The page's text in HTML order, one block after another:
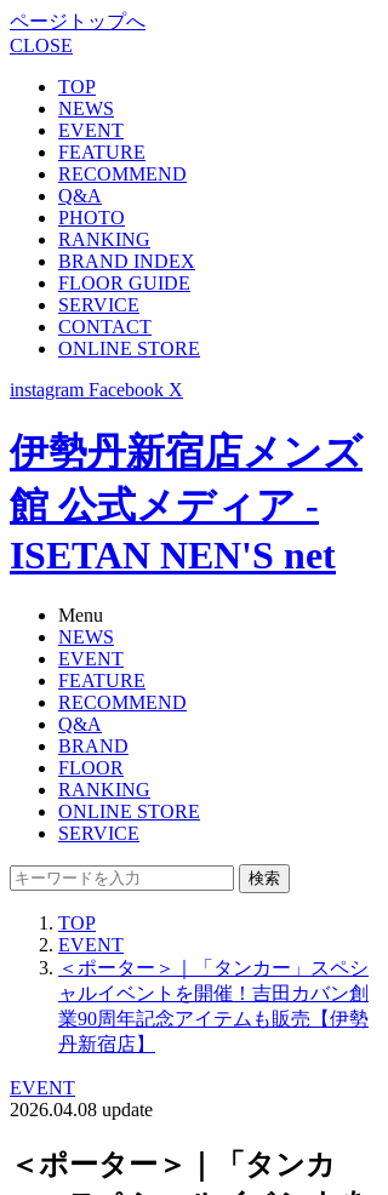
ページトップへ
CLOSE
TOP
NEWS
EVENT
FEATURE
RECOMMEND
Q&A
PHOTO
RANKING
BRAND INDEX
FLOOR GUIDE
SERVICE
CONTACT
ONLINE STORE
instagram Facebook X
伊勢丹新宿店メンズ
館 公式メディア -
ISETAN NEN'S net
Menu
NEWS
EVENT
FEATURE
RECOMMEND
Q&A
BRAND
FLOOR
RANKING
ONLINE STORE
SERVICE
検索
TOP
EVENT
＜ポーター＞｜「タンカー」スペシ
ャルイベントを開催！吉田カバン創
業90周年記念アイテムも販売【伊勢
丹新宿店】
EVENT
2026.04.08 update
＜ポーター＞｜「タンカ